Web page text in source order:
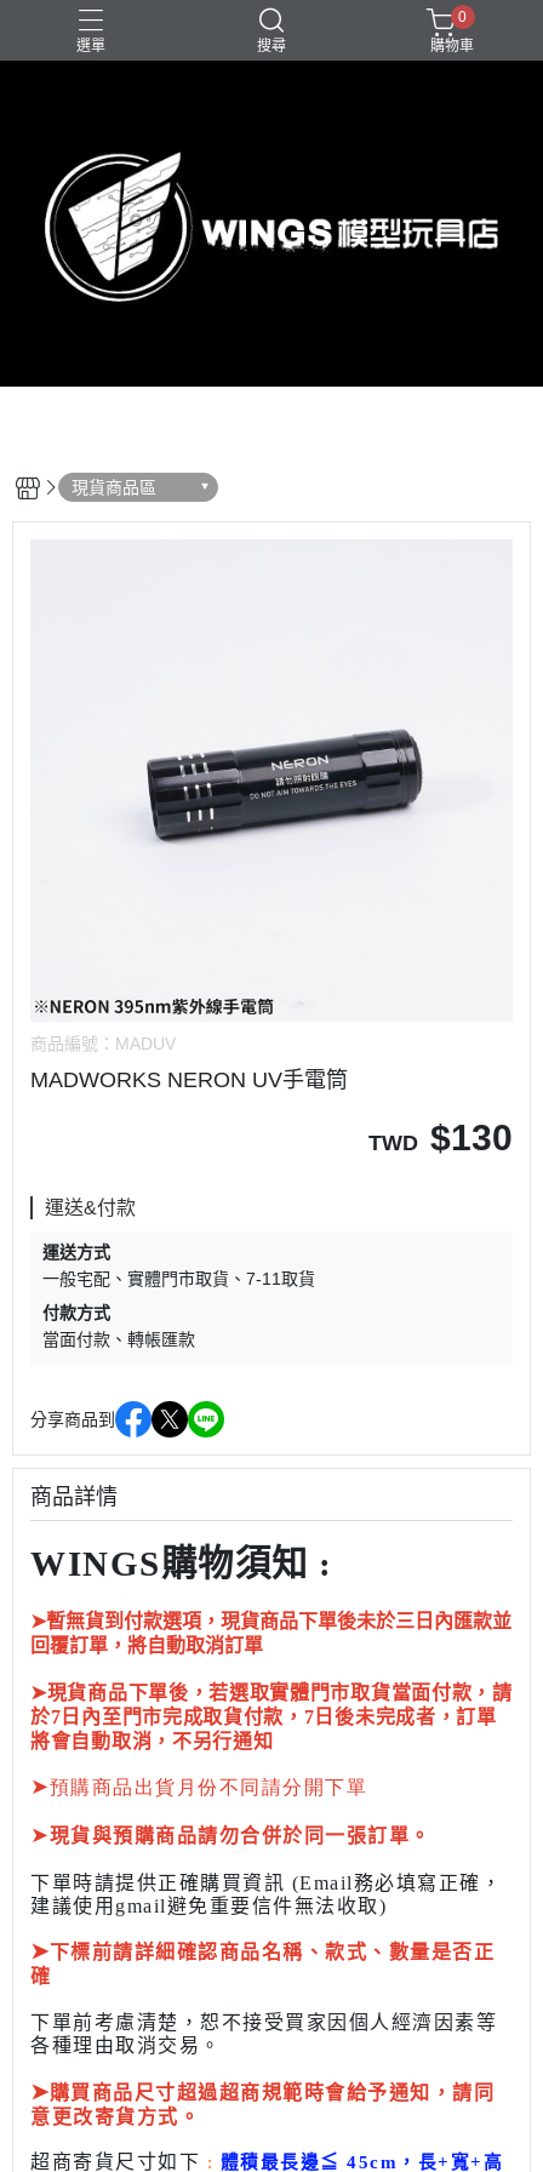
選單 搜尋
0
購物車
現貨商品區
商品編號： MADUV
MADWORKS NERON UV手電筒
TWD $130
運送&付款
運送方式
一般宅配
實體門市取貨
7-11取貨
付款方式
當面付款
轉帳匯款
分享商品到
商品詳情
WINGS購物須知 :
➤暫無貨到付款選項，現貨商品下單後未於三日內匯款並
回覆訂單，將自動取消訂單
➤現貨商品下單後，若選取實體門市取貨當面付款，請
於7日內至門市完成取貨付款，7日後未完成者，訂單
將會自動取消，不另行通知
➤預購商品出貨月份不同請分開下單
➤現貨與預購商品請勿合併於同一張訂單。
下單時請提供正確購買資訊 (Email務必填寫正確，
建議使用gmail避免重要信件無法收取)
➤下標前請詳細確認商品名稱、款式、數量是否正
確
下單前考慮清楚，恕不接受買家因個人經濟因素等
各種理由取消交易。
➤購買商品尺寸超過超商規範時會給予通知，請同
意更改寄貨方式。
超商寄貨尺寸如下 : 體積最長邊≦ 45cm，長+寬+高